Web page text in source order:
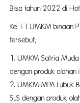
Bisa tahun 2022 di
Ke 11 UMKM binaan
tersebut;
1. UMKM Satria Muda
dengan produk olahan
2. UMKM MPA Lubuk
SLS dengan produk